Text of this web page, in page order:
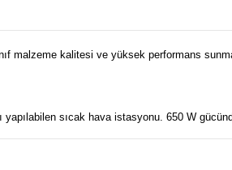
malzeme kalitesi ve yüksek performans
yapılabilen sıcak hava istasyonu. 650 W